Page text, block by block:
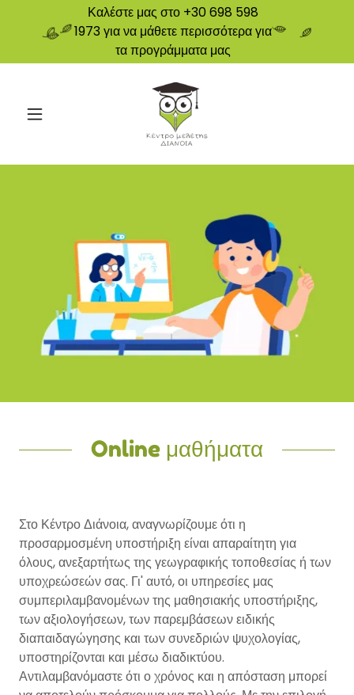
Καλέστε μας στο +30 698 598
1973 για να μάθετε περισσότερα για
τα προγράμματα μας
Online μαθήματα
Στο Κέντρο Διάνοια, αναγνωρίζουμε ότι η
προσαρμοσμένη υποστήριξη είναι απαραίτητη για
όλους, ανεξαρτήτως της γεωγραφικής τοποθεσίας ή των
υποχρεώσεών σας. Γι' αυτό, οι υπηρεσίες μας
συμπεριλαμβανομένων της μαθησιακής υποστήριξης,
των αξιολογήσεων, των παρεμβάσεων ειδικής
διαπαιδαγώγησης και των συνεδριών ψυχολογίας,
υποστηρίζονται και μέσω διαδικτύου.
Αντιλαμβανόμαστε ότι ο χρόνος και η απόσταση μπορεί